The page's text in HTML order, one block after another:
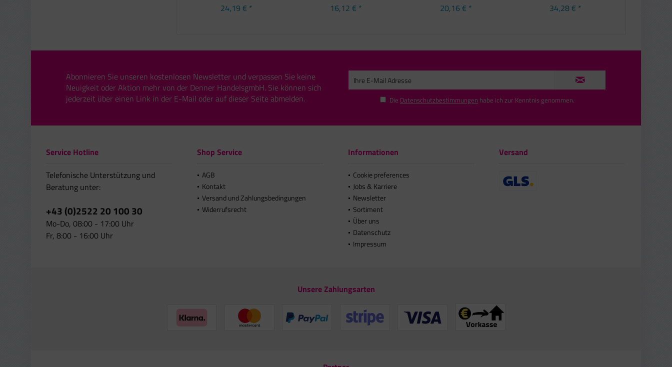
24,19 € * 16,12 € * 20,16 € * 34,28 € *
Abonnieren Sie unseren kostenlosen Newsletter und verpassen Sie keine
Neuigkeit oder Aktion mehr von der Denner HandelsgmbH. Sie können sich
jederzeit über einen Link in der E-Mail oder auf dieser Seite abmelden.
Die Datenschutzbestimmungen habe ich zur Kenntnis genommen.
Service Hotline
Telefonische Unterstützung und
Beratung unter:
+43 (0)2522 20 100 30
Mo-Do, 08:00 - 17:00 Uhr
Fr, 8:00 - 16:00 Uhr
Shop Service
AGB
Kontakt
Versand und Zahlungsbedingungen
Widerrufsrecht
Informationen
Cookie preferences
Jobs & Karriere
Newsletter
Sortiment
Über uns
Datenschutz
Impressum
Versand
Unsere Zahlungsarten